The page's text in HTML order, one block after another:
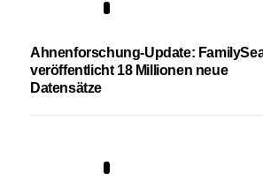
Ahnenforschung-Update:
veröffentlicht 18 Millionen neue
Datensätze